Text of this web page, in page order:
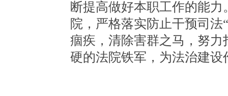
断提高做好本职工作的能
院，严格落实防止干预司
痼疾，清除害群之马，努
硬的法院铁军，为法治建